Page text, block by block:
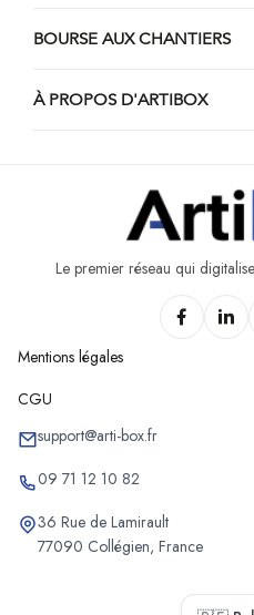
BOURSE AUX CHANTIERS
À PROPOS D'ARTIBOX
Le premier réseau qui
Mentions légales
CGU
support@arti-box.fr
09 71 12 10 82
36 Rue de Lamirault
77090 Collégien, France